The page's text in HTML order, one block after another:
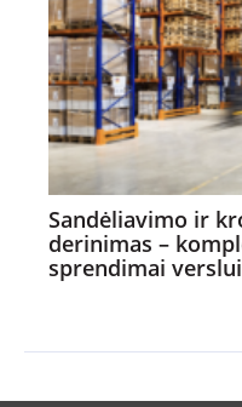
Sandėliavimo ir
derinimas –
sprendimai verslui